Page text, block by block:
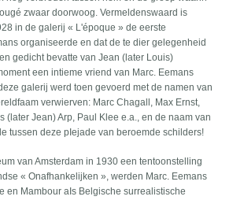
zwaar doorwoog. Vermeldenswaard is
in de galerij « L'époque » de eerste
organiseerde en dat de te dier gelegenheid
gedicht bevatte van Jean (later Louis)
een intieme vriend van Marc. Eemans
galerij werd toen gevoerd met de namen van
verwierven: Marc Chagall, Max Ernst,
(later Jean) Arp, Paul Klee e.a., en de naam van
tussen deze pIejade van beroemde schilders!
van Amsterdam in 1930 een tentoonstelling
« Onafhankelijken », werden Marc. Eemans
en Mambour aIs Belgische surrealistische